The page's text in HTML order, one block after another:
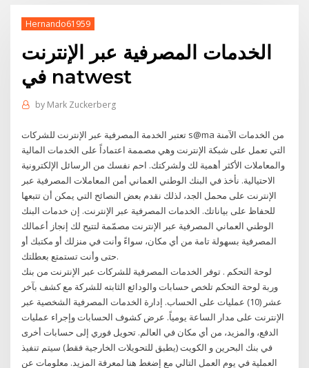
Hernando61959
الخدمات المصرفية عبر الإنترنت
في natwest
by Mark Zuckerberg
تعتبر الخدمة المصرفية عبر الإنترنت للشركات s@ma من الخدمات الآمنة
التي تعمل على شبكة الإنترنت وهي مصممة اعتماداً على الخدمات المالية
والمعاملات الأكثر أهمية لك ولشركتك. احم نفسك من الرسائل الإلكترونية
الاحتيالية. نأخذ في البنك الوطني العماني أمن المعاملات المصرفية عبر
الإنترنت على محمل الجد، لذلك نقدم بعض النصائح التي يمكن أن تتبعها
للحفاظ على بياناتك. الخدمات المصرفية عبر الإنترنت. إن خدمات البنك
الوطني العماني المصرفية عبر الإنترنت مصمّمة لتتيح لك إنجاز أعمالك
المصرفية بسهولة تامة من أي مكان، سواءً وأنت في منزلك أو مكتبك أو
حتى وأنت تستمتع بعطلتك.
لوحة التحكم . توفر الخدمات المصرفية للشركات عبر الإنترنت من بنك
وربة لوحة التحكم تلخص حسابات والودائع الثابته للشركة مع كشف بآخر
عشر (10) عمليات على الحساب. إدارة الخدمات المصرفية الشخصية عبر
الإنترنت على مدار الساعة يومياً. عرض كشوف الحسابات وإجراء عمليات
الدفع، والمزيد، من أي مكان في العالم. تحويل فوري إلى حسابات أخرى
في بنك البحرين و الكويت (يطبق للتحويلات الخارجية فقط) سيتم تنفيذ
العملية في يوم العمل التالي مع إضغط هنا لمعرفة المزيد. معلومات عن